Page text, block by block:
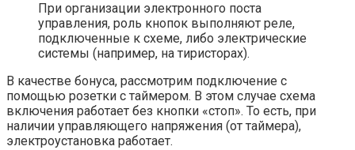
При организации электронного поста
управления, роль кнопок выполняют реле,
подключенные к схеме, либо электрические
системы (например, на тиристорах).
В качестве бонуса, рассмотрим подключение с
помощью розетки с таймером. В этом случае схема
включения работает без кнопки «стоп». То есть, при
наличии управляющего напряжения (от таймера),
электроустановка работает.